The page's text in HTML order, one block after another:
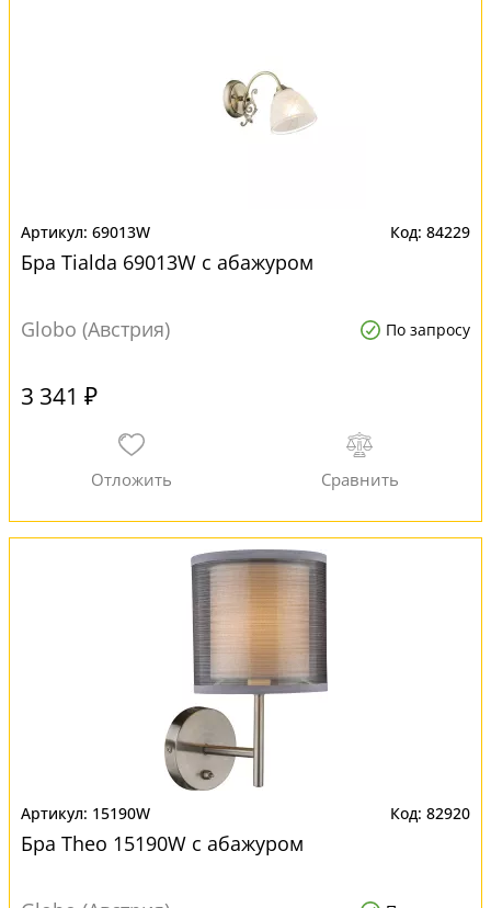
69013W 84229
Бра Tialda 69013W с абажуром
Globo (Австрия) По запросу
3 341 ₽
15190W 82920
Бра Theo 15190W с абажуром